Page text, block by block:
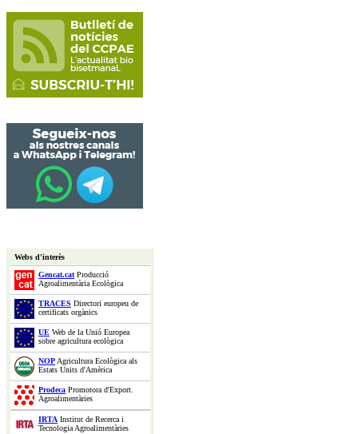
Webs d'interès
Gencat.catProducció
Agroalimentària Ecològica
TRACES Directori europeu de
certificats orgànics
UE Web de la Unió Europea
sobre agricultura ecològica
NOPAgricultura Ecològica als
Estats Units d'Amèrica
Prodeca Promotora d'Export.
Agroalimentàries
IRTA Institut de Recerca i
Tecnologia Agroalimentàries